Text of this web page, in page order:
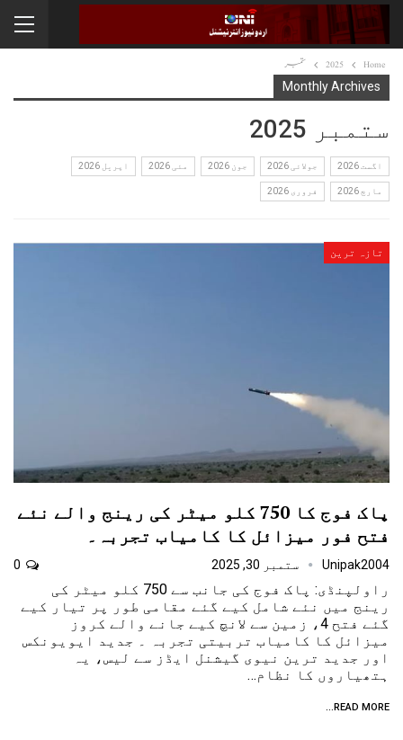
Home
2025 ستمبر
Monthly Archives
ستمبر 2025
اگست 2026 جولائی 2026 جون 2026 مئی 2026 اپریل 2026
مارچ 2026 فروری 2026
تازہ ترین
پاک فوج کا 750 کلو میٹر کی رینج والے نئے
فتح فور میزائل کا کامیاب تجربہ۔
Unipak2004 ستمبر 30, 2025
راولپنڈی: پاک فوج کی جانب سے 750 کلو میٹر کی
رینج میں نئے شامل کیے گئے مقامی طور پر تیار کیے
گئے فتح 4، زمین سے لانچ کیے جانے والے کروز
میزائل کا کامیاب تربیتی تجربہ ۔ جدید ایویونکس
اور جدید ترین نیوی گیشنل ایڈز سے لیس، یہ
ہتھیاروں کا نظام…
READ MORE...